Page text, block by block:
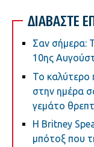
ΔΙΑΒΑΣΤΕ
Σαν σήμερα:
10ης
Το καλύτερο
στην ημέρα
γεμάτο
Η Britney
μπότοξ που